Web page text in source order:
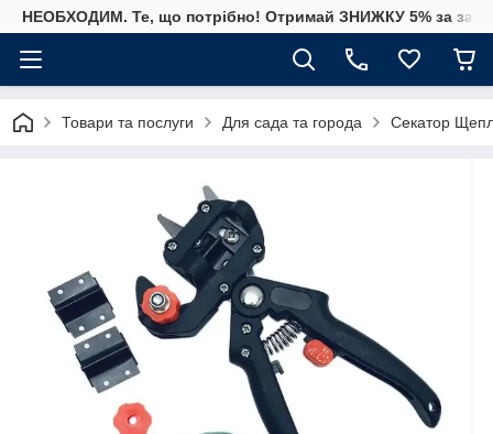
НЕОБХОДИМ. Те, що потрібно! Отримай ЗНИЖКУ 5% за
Товари та послуги Для сада та города Секатор